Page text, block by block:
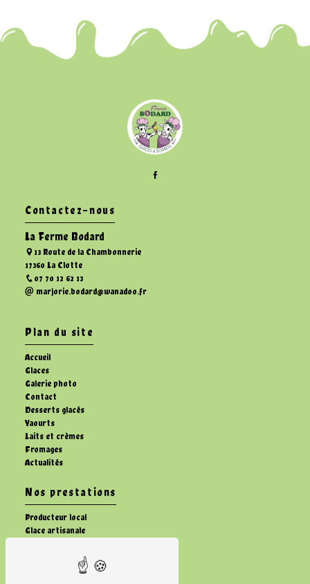
Contactez-nous
La Ferme Bodard
13 Route de la Chambonnerie
17360 La Clotte
07 70 12 62 13
marjorie.bodard@wanadoo.fr
Plan du site
Accueil
Glaces
Galerie photo
Contact
Desserts glacés
Yaourts
Laits et crèmes
Fromages
Actualités
Nos prestations
Producteur local
Glace artisanale
Vente fromage fermier